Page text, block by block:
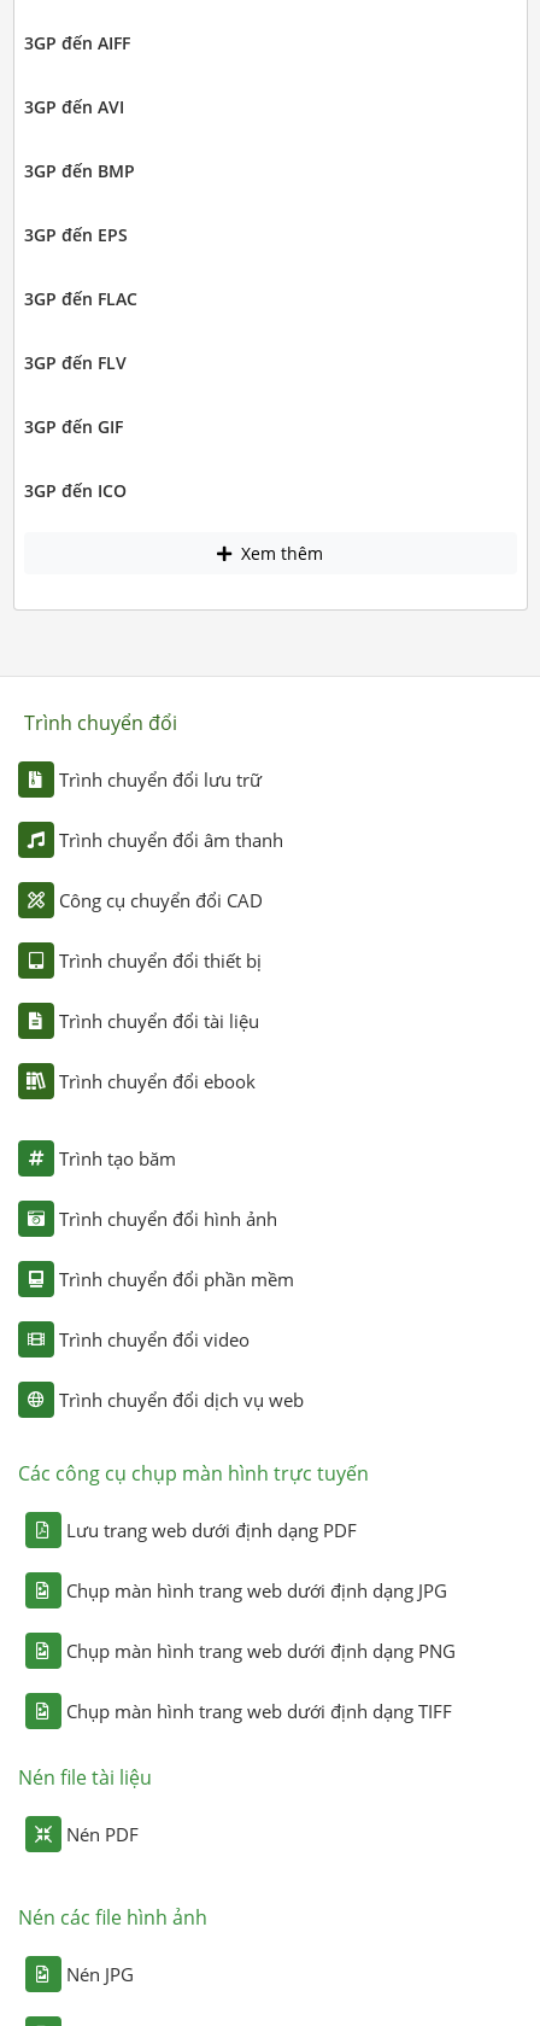
3GP đến AIFF
3GP đến AVI
3GP đến BMP
3GP đến EPS
3GP đến FLAC
3GP đến FLV
3GP đến GIF
3GP đến ICO
Xem thêm
Trình chuyển đổi
Trình chuyển đổi lưu trữ
Trình chuyển đổi âm thanh
Công cụ chuyển đổi CAD
Trình chuyển đổi thiết bị
Trình chuyển đổi tài liệu
Trình chuyển đổi ebook
Trình tạo băm
Trình chuyển đổi hình ảnh
Trình chuyển đổi phần mềm
Trình chuyển đổi video
Trình chuyển đổi dịch vụ web
Các công cụ chụp màn hình trực tuyến
Lưu trang web dưới định dạng PDF
Chụp màn hình trang web dưới định dạng JPG
Chụp màn hình trang web dưới định dạng PNG
Chụp màn hình trang web dưới định dạng TIFF
Nén file tài liệu
Nén PDF
Nén các file hình ảnh
Nén JPG